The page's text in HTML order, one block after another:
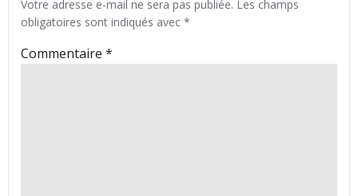
Votre adresse e-mail ne sera pas publiée. Les champs
obligatoires sont indiqués avec *
Commentaire *